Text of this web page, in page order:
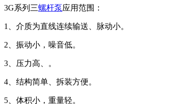
3G系列三螺杆泵应用范围：
1、介质为直线连续输送、脉动小。
2、振动小，噪音低。
3、压力高、。
4、结构简单、拆装方便。
5、体积小，重量轻。